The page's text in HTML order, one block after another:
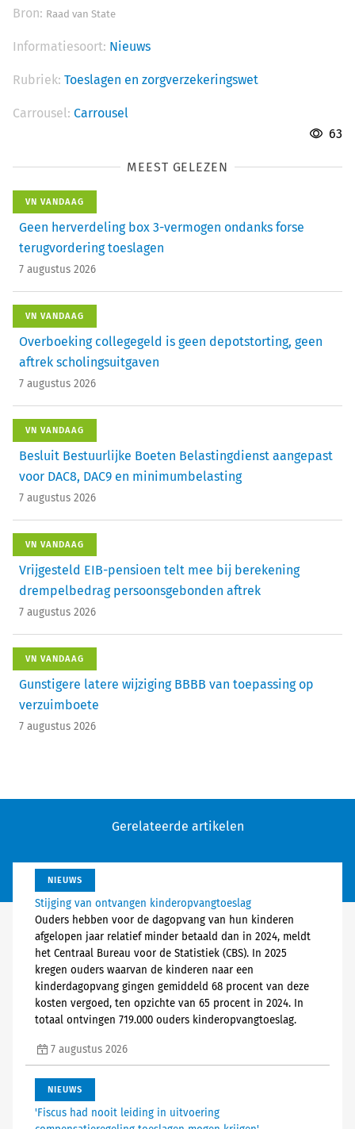
Bron: Raad van State
Informatiesoort: Nieuws
Rubriek: Toeslagen en zorgverzekeringswet
Carrousel: Carrousel
63
MEEST GELEZEN
VN VANDAAG
Geen herverdeling box 3-vermogen ondanks forse
terugvordering toeslagen
7 augustus 2026
VN VANDAAG
Overboeking collegegeld is geen depotstorting, geen
aftrek scholingsuitgaven
7 augustus 2026
VN VANDAAG
Besluit Bestuurlijke Boeten Belastingdienst aangepast
voor DAC8, DAC9 en minimumbelasting
7 augustus 2026
VN VANDAAG
Vrijgesteld EIB-pensioen telt mee bij berekening
drempelbedrag persoonsgebonden aftrek
7 augustus 2026
VN VANDAAG
Gunstigere latere wijziging BBBB van toepassing op
verzuimboete
7 augustus 2026
Gerelateerde artikelen
NIEUWS
Stijging van ontvangen kinderopvangtoeslag
Ouders hebben voor de dagopvang van hun kinderen
afgelopen jaar relatief minder betaald dan in 2024, meldt
het Centraal Bureau voor de Statistiek (CBS). In 2025
kregen ouders waarvan de kinderen naar een
kinderdagopvang gingen gemiddeld 68 procent van deze
kosten vergoed, ten opzichte van 65 procent in 2024. In
totaal ontvingen 719.000 ouders kinderopvangtoeslag.
7 augustus 2026
NIEUWS
'Fiscus had nooit leiding in uitvoering